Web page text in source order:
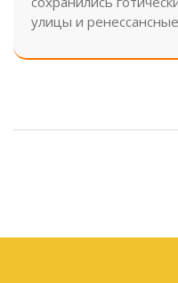
улицы и
монгольские